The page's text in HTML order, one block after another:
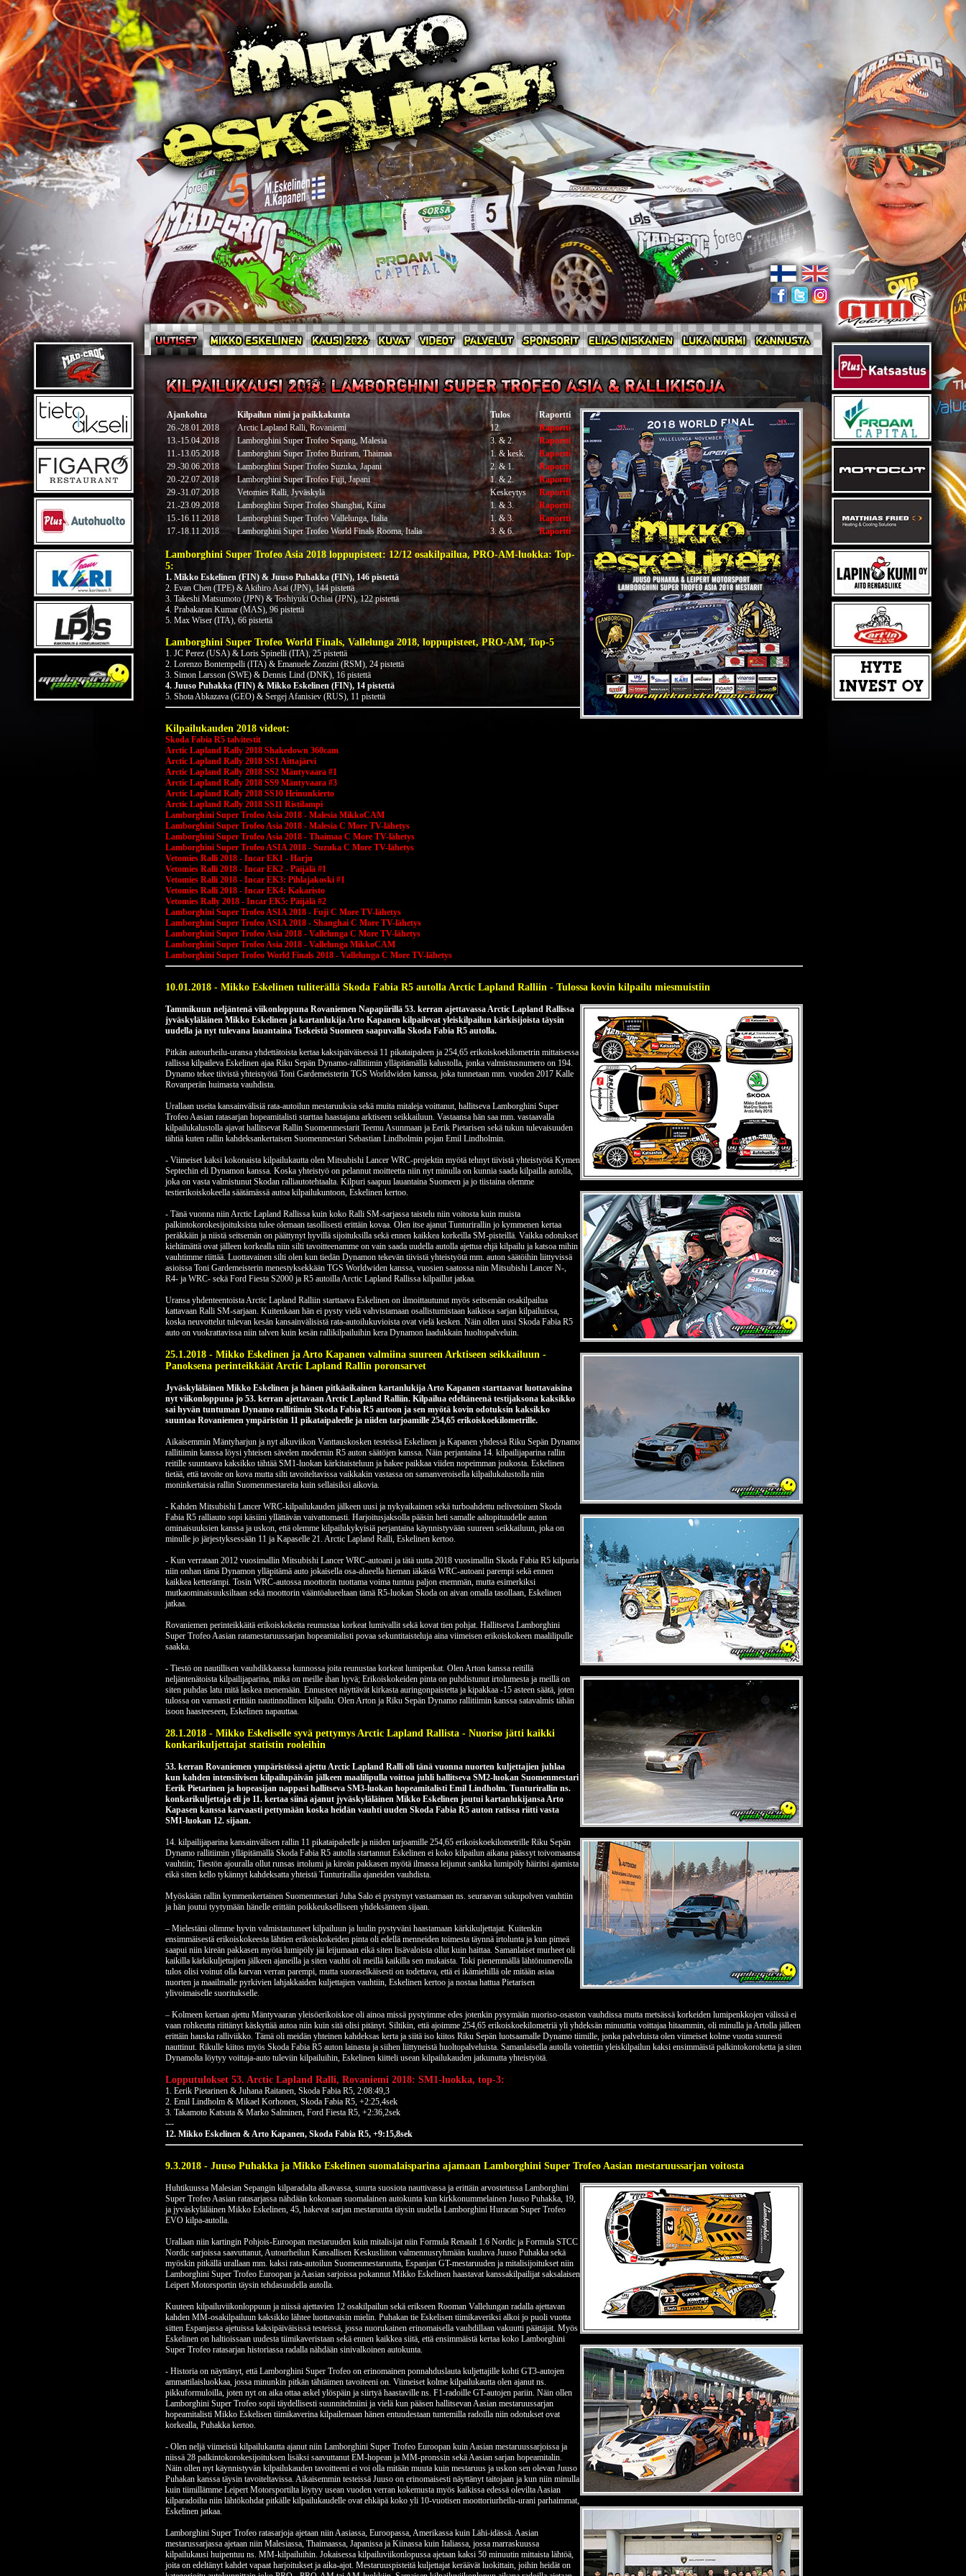
Ajankohta Kilpailun nimi ja paikkakunta Tulos
Raportti
26.-28.01.2018
Arctic Lapland Ralli, Rovaniemi 12.
Raportti
13.-15.04.2018
Lamborghini Super Trofeo Sepang, Malesia 3. & 2.
Raportti
11.-13.05.2018
Lamborghini Super Trofeo Buriram, Thaimaa 1. & kesk.
Raportti
29.-30.06.2018
Lamborghini Super Trofeo Suzuka, Japani 2. & 1.
Raportti
20.-22.07.2018
Lamborghini Super Trofeo Fuji, Japani 1. & 2.
Raportti
29.-31.07.2018
Vetomies Ralli, Jyväskylä Keskeytys
Raportti
21.-23.09.2018
Lamborghini Super Trofeo Shanghai, Kiina 1. & 3.
Raportti
15.-16.11.2018
Lamborghini Super Trofeo Vallelunga, Italia 1. & 3.
Raportti
17.-18.11.2018
Lamborghini Super Trofeo World Finals Rooma, Italia 3. & 6. Raportti
Lamborghini Super Trofeo Asia 2018 loppupisteet: 12/12 osakilpailua, PRO-AM-luokka: Top-
5:
1. Mikko Eskelinen (FIN) & Juuso Puhakka (FIN), 146 pistettä
2. Evan Chen (TPE) & Akihiro Asai (JPN), 144 pistettä
3. Takeshi Matsumoto (JPN) & Toshiyuki Ochiai (JPN), 122 pistettä
4. Prabakaran Kumar (MAS), 96 pistettä
5. Max Wiser (ITA), 66 pistettä
Lamborghini Super Trofeo World Finals, Vallelunga 2018, loppupisteet, PRO-AM, Top-5
1. JC Perez (USA) & Loris Spinelli (ITA), 25 pistettä
2. Lorenzo Bontempelli (ITA) & Emanuele Zonzini (RSM), 24 pistettä
3. Simon Larsson (SWE) & Dennis Lind (DNK), 16 pistettä
4. Juuso Puhakka (FIN) & Mikko Eskelinen (FIN), 14 pistettä
5. Shota Abkazava (GEO) & Sergej Afanisiev (RUS), 11 pistettä
Kilpailukauden 2018 videot:
Skoda Fabia R5 talvitestit
Arctic Lapland Rally 2018 Shakedown 360cam
Arctic Lapland Rally 2018 SS1 Aittajärvi
Arctic Lapland Rally 2018 SS2 Mäntyvaara #1
Arctic Lapland Rally 2018 SS9 Mäntyvaara #3
Arctic Lapland Rally 2018 SS10 Heinunkierto
Arctic Lapland Rally 2018 SS11 Ristilampi
Lamborghini Super Trofeo Asia 2018 - Malesia MikkoCAM
Lamborghini Super Trofeo Asia 2018 - Malesia C More TV-lähetys
Lamborghini Super Trofeo Asia 2018 - Thaimaa C More TV-lähetys
Lamborghini Super Trofeo ASIA 2018 - Suzuka C More TV-lähetys
Vetomies Ralli 2018 - Incar EK1 - Harju
Vetomies Ralli 2018 - Incar EK2 - Päijälä #1
Vetomies Ralli 2018 - Incar EK3: Pihlajakoski #1
Vetomies Ralli 2018 - Incar EK4: Kakaristo
Vetomies Rally 2018 - Incar EK5: Päijälä #2
Lamborghini Super Trofeo ASIA 2018 - Fuji C More TV-lähetys
Lamborghini Super Trofeo ASIA 2018 - Shanghai C More TV-lähetys
Lamborghini Super Trofeo Asia 2018 - Vallelunga C More TV-lähetys
Lamborghini Super Trofeo Asia 2018 - Vallelunga MikkoCAM
Lamborghini Super Trofeo World Finals 2018 - Vallelunga C More TV-lähetys
10.01.2018 - Mikko Eskelinen tuliterällä Skoda Fabia R5 autolla Arctic Lapland Ralliin - Tulossa kovin kilpailu miesmuistiin
Tammikuun neljäntenä viikonloppuna Rovaniemen Napapiirillä 53. kerran ajettavassa Arctic Lapland Rallissa
jyväskyläläinen Mikko Eskelinen ja kartanlukija Arto Kapanen kilpailevat yleiskilpailun kärkisijoista täysin
uudella ja nyt tulevana lauantaina Tsekeistä Suomeen saapuvalla Skoda Fabia R5 autolla.
Pitkän autourheilu-uransa yhdettätoista kertaa kaksipäiväisessä 11 pikataipaleen ja 254,65 erikoiskoekilometrin mittaisessa
rallissa kilpaileva Eskelinen ajaa Riku Sepän Dynamo-rallitiimin ylläpitämällä kalustolla, jonka valmistusnumero on 194.
Dynamo tekee tiivistä yhteistyötä Toni Gardemeisterin TGS Worldwiden kanssa, joka tunnetaan mm. vuoden 2017 Kalle
Rovanperän huimasta vauhdista.
Urallaan useita kansainvälisiä rata-autoilun mestaruuksia sekä muita mitaleja voittanut, hallitseva Lamborghini Super
Trofeo Aasian ratasarjan hopeamitalisti starttaa haastajana arktiseen seikkailuun. Vastaansa hän saa mm. vastaavalla
kilpailukalustolla ajavat hallitsevat Rallin Suomenmestarit Teemu Asunmaan ja Eerik Pietarisen sekä tukun tulevaisuuden
tähtiä kuten rallin kahdeksankertaisen Suomenmestari Sebastian Lindholmin pojan Emil Lindholmin.
- Viimeiset kaksi kokonaista kilpailukautta olen Mitsubishi Lancer WRC-projektin myötä tehnyt tiivistä yhteistyötä Kymen
Septechin eli Dynamon kanssa. Koska yhteistyö on pelannut moitteetta niin nyt minulla on kunnia saada kilpailla autolla,
joka on vasta valmistunut Skodan ralliautotehtaalta. Kilpuri saapuu lauantaina Suomeen ja jo tiistaina olemme
testierikoiskokeella säätämässä autoa kilpailukuntoon, Eskelinen kertoo.
- Tänä vuonna niin Arctic Lapland Rallissa kuin koko Ralli SM-sarjassa taistelu niin voitosta kuin muista
palkintokorokesijoituksista tulee olemaan tasollisesti erittäin kovaa. Olen itse ajanut Tunturirallin jo kymmenen kertaa
peräkkäin ja niistä seitsemän on päättynyt hyvillä sijoituksilla sekä ennen kaikkea korkeilla SM-pisteillä. Vaikka odotukset
kieltämättä ovat jälleen korkealla niin silti tavoitteenamme on vain saada uudella autolla ajettua ehjä kilpailu ja katsoa mihin
vauhtimme riittää. Luottavainen silti olen kun tiedän Dynamon tekevän tiivistä yhteistyötä mm. auton säätöihin liittyvissä
asioissa Toni Gardemeisterin menestyksekkään TGS Worldwiden kanssa, vuosien saatossa niin Mitsubishi Lancer N-,
R4- ja WRC- sekä Ford Fiesta S2000 ja R5 autoilla Arctic Lapland Rallissa kilpaillut jatkaa.
Uransa yhdenteentoista Arctic Lapland Ralliin starttaava Eskelinen on ilmoittautunut myös seitsemän osakilpailua
kattavaan Ralli SM-sarjaan. Kuitenkaan hän ei pysty vielä vahvistamaan osallistumistaan kaikissa sarjan kilpailuissa,
koska neuvottelut tulevan kesän kansainvälisistä rata-autoilukuvioista ovat vielä kesken. Näin ollen uusi Skoda Fabia R5
auto on vuokrattavissa niin talven kuin kesän rallikilpailuihin kera Dynamon laadukkain huoltopalveluin.
25.1.2018 - Mikko Eskelinen ja Arto Kapanen valmiina suureen Arktiseen seikkailuun -
Panoksena perinteikkäät Arctic Lapland Rallin poronsarvet
Jyväskyläläinen Mikko Eskelinen ja hänen pitkäaikainen kartanlukija Arto Kapanen starttaavat luottavaisina
nyt viikonloppuna jo 53. kerran ajettavaan Arctic Lapland Ralliin. Kilpailua edeltäneenä testijaksona kaksikko
sai hyvän tuntuman Dynamo rallitiimin Skoda Fabia R5 autoon ja sen myötä kovin odotuksin kaksikko
suuntaa Rovaniemen ympäristön 11 pikataipaleelle ja niiden tarjoamille 254,65 erikoiskoekilometrille.
Aikaisemmin Mäntyharjun ja nyt alkuviikon Vanttauskosken testeissä Eskelinen ja Kapanen yhdessä Riku Sepän Dynamo
rallitiimin kanssa löysi yhteisen sävelen modernin R5 auton säätöjen kanssa. Näin perjantaina 14. kilpailijaparina rallin
reitille suuntaava kaksikko tähtää SM1-luokan kärkitaisteluun ja hakee paikkaa viiden nopeimman joukosta. Eskelinen
tietää, että tavoite on kova mutta silti tavoiteltavissa vaikkakin vastassa on samanveroisella kilpailukalustolla niin
moninkertaisia rallin Suomenmestareita kuin sellaisiksi aikovia.
- Kahden Mitsubishi Lancer WRC-kilpailukauden jälkeen uusi ja nykyaikainen sekä turboahdettu nelivetoinen Skoda
Fabia R5 ralliauto sopi käsiini yllättävän vaivattomasti. Harjoitusjaksolla pääsin heti samalle aaltopituudelle auton
ominaisuuksien kanssa ja uskon, että olemme kilpailukykyisiä perjantaina käynnistyvään suureen seikkailuun, joka on
minulle jo järjestyksessään 11 ja Kapaselle 21. Arctic Lapland Ralli, Eskelinen kertoo.
- Kun verrataan 2012 vuosimallin Mitsubishi Lancer WRC-autoani ja tätä uutta 2018 vuosimallin Skoda Fabia R5 kilpuria
niin onhan tämä Dynamon ylläpitämä auto jokaisella osa-alueella hieman iäkästä WRC-autoani parempi sekä ennen
kaikkea ketterämpi. Tosin WRC-autossa moottorin tuottama voima tuntuu paljon enemmän, mutta esimerkiksi
mutkaominaisuuksiltaan sekä moottorin vääntöalueeltaan tämä R5-luokan Skoda on aivan omalla tasollaan, Eskelinen
jatkaa.
Rovaniemen perinteikkäitä erikoiskokeita reunustaa korkeat lumivallit sekä kovat tien pohjat. Hallitseva Lamborghini
Super Trofeo Aasian ratamestaruussarjan hopeamitalisti povaa sekuntitaisteluja aina viimeisen erikoiskokeen maalilipulle
saakka.
- Tiestö on nautillisen vauhdikkaassa kunnossa joita reunustaa korkeat lumipenkat. Olen Arton kanssa reitillä
neljäntenätoista kilpailijaparina, mikä on meille ihan hyvä; Erikoiskokeiden pinta on puhdistunut irtolumesta ja meillä on
siten puhdas latu mitä laskea menemään. Ennusteet näyttävät kirkasta auringonpaistetta ja kipakkaa -15 asteen säätä, joten
tulossa on varmasti erittäin nautinnollinen kilpailu. Olen Arton ja Riku Sepän Dynamo rallitiimin kanssa satavalmis tähän
isoon haasteeseen, Eskelinen napauttaa.
28.1.2018 - Mikko Eskeliselle syvä pettymys Arctic Lapland Rallista - Nuoriso jätti kaikki
konkarikuljettajat statistin rooleihin
53. kerran Rovaniemen ympäristössä ajettu Arctic Lapland Ralli oli tänä vuonna nuorten kuljettajien juhlaa
kun kahden intensiivisen kilpailupäivän jälkeen maalilipulla voittoa juhli hallitseva SM2-luokan Suomenmestari
Eerik Pietarinen ja hopeasijan nappasi hallitseva SM3-luokan hopeamitalisti Emil Lindholm. Tunturirallin ns.
konkarikuljettaja eli jo 11. kertaa siinä ajanut jyväskyläläinen Mikko Eskelinen joutui kartanlukijansa Arto
Kapasen kanssa karvaasti pettymään koska heidän vauhti uuden Skoda Fabia R5 auton ratissa riitti vasta
SM1-luokan 12. sijaan.
14. kilpailijaparina kansainvälisen rallin 11 pikataipaleelle ja niiden tarjoamille 254,65 erikoiskoekilometrille Riku Sepän
Dynamo rallitiimin ylläpitämällä Skoda Fabia R5 autolla startannut Eskelinen ei koko kilpailun aikana päässyt toivomaansa
vauhtiin; Tiestön ajouralla ollut runsas irtolumi ja kireän pakkasen myötä ilmassa leijunut sankka lumipöly häiritsi ajamista
eikä siten kello tykännyt kahdeksatta yhteistä Tunturirallia ajaneiden vauhdista.
Myöskään rallin kymmenkertainen Suomenmestari Juha Salo ei pystynyt vastaamaan ns. seuraavan sukupolven vauhtiin
ja hän joutui tyytymään hänelle erittäin poikkeukselliseen yhdeksänteen sijaan.
– Mielestäni olimme hyvin valmistautuneet kilpailuun ja luulin pystyväni haastamaan kärkikuljettajat. Kuitenkin
ensimmäisestä erikoiskokeesta lähtien erikoiskokeiden pinta oli edellä menneiden toimesta täynnä irtolunta ja kun pimeä
saapui niin kireän pakkasen myötä lumipöly jäi leijumaan eikä siten lisävaloista ollut kuin haittaa. Samanlaiset murheet oli
kaikilla kärkikuljettajien jälkeen ajaneilla ja siten vauhti oli meillä kaikilla sen mukaista. Toki pienemmällä lähtönumerolla
tulos olisi voinut olla karvan verran parempi, mutta suoraselkäisesti on todettava, että ei ikämiehillä ole mitään asiaa
nuorten ja maailmalle pyrkivien lahjakkaiden kuljettajien vauhtiin, Eskelinen kertoo ja nostaa hattua Pietarisen
ylivoimaiselle suoritukselle.
– Kolmeen kertaan ajettu Mäntyvaaran yleisöerikoiskoe oli ainoa missä pystyimme edes jotenkin pysymään nuoriso-osaston vauhdissa mutta metsässä korkeiden lumipenkkojen välissä ei
vaan rohkeutta riittänyt käskyttää autoa niin kuin sitä olisi pitänyt. Siltikin, että ajoimme 254,65 erikoiskoekilometriä yli yhdeksän minuuttia voittajaa hitaammin, oli minulla ja Artolla jälleen
erittäin hauska ralliviikko. Tämä oli meidän yhteinen kahdeksas kerta ja siitä iso kiitos Riku Sepän luotsaamalle Dynamo tiimille, jonka palveluista olen viimeiset kolme vuotta suuresti
nauttinut. Rikulle kiitos myös Skoda Fabia R5 auton lainasta ja siihen liittyneistä huoltopalveluista. Samanlaisella autolla voitettiin yleiskilpailun kaksi ensimmäistä palkintokoroketta ja siten
Dynamolta löytyy voittaja-auto tuleviin kilpailuihin, Eskelinen kiitteli usean kilpailukauden jatkunutta yhteistyötä.
Lopputulokset 53. Arctic Lapland Ralli, Rovaniemi 2018: SM1-luokka, top-3:
1. Eerik Pietarinen & Juhana Raitanen, Skoda Fabia R5, 2:08:49,3
2. Emil Lindholm & Mikael Korhonen, Skoda Fabia R5, +2:25,4sek
3. Takamoto Katsuta & Marko Salminen, Ford Fiesta R5, +2:36,2sek
---
12. Mikko Eskelinen & Arto Kapanen, Skoda Fabia R5, +9:15,8sek
9.3.2018 - Juuso Puhakka ja Mikko Eskelinen suomalaisparina ajamaan Lamborghini Super Trofeo Aasian mestaruussarjan voitosta
Huhtikuussa Malesian Sepangin kilparadalta alkavassa, suurta suosiota nauttivassa ja erittäin arvostetussa Lamborghini
Super Trofeo Aasian ratasarjassa nähdään kokonaan suomalainen autokunta kun kirkkonummelainen Juuso Puhakka, 19,
ja jyväskyläläinen Mikko Eskelinen, 45, hakevat sarjan mestaruutta täysin uudella Lamborghini Huracan Super Trofeo
EVO kilpa-autolla.
Urallaan niin kartingin Pohjois-Euroopan mestaruuden kuin mitalisijat niin Formula Renault 1.6 Nordic ja Formula STCC
Nordic sarjoissa saavuttanut, Autourheilun Kansallisen Keskusliiton valmennusryhmään kuuluva Juuso Puhakka sekä
myöskin pitkällä urallaan mm. kaksi rata-autoilun Suomenmestaruutta, Espanjan GT-mestaruuden ja mitalisijoitukset niin
Lamborghini Super Trofeo Euroopan ja Aasian sarjoissa pokannut Mikko Eskelinen haastavat kanssakilpailijat saksalaisen
Leipert Motorsportin täysin tehdasuudella autolla.
Kuuteen kilpailuviikonloppuun ja niissä ajettavien 12 osakilpailun sekä erikseen Rooman Vallelungan radalla ajettavan
kahden MM-osakilpailuun kaksikko lähtee luottavaisin mielin. Puhakan tie Eskelisen tiimikaveriksi alkoi jo puoli vuotta
sitten Espanjassa ajetuissa kaksipäiväisissä testeissä, jossa nuorukainen erinomaisella vauhdillaan vakuutti päättäjät. Myös
Eskelinen on haltioissaan uudesta tiimikaveristaan sekä ennen kaikkea siitä, että ensimmäistä kertaa koko Lamborghini
Super Trofeo ratasarjan historiassa radalla nähdään sinivalkoinen autokunta.
- Historia on näyttänyt, että Lamborghini Super Trofeo on erinomainen ponnahduslauta kuljettajille kohti GT3-autojen
ammattilaisluokkaa, jossa minunkin pitkän tähtäimen tavoiteeni on. Viimeiset kolme kilpailukautta olen ajanut ns.
pikkuformuloilla, joten nyt on aika ottaa askel ylöspäin ja siirtyä haastaville ns. F1-radoille GT-autojen pariin. Näin ollen
Lamborghini Super Trofeo sopii täydellisesti suunnitelmiini ja vielä kun pääsen hallitsevan Aasian mestaruussarjan
hopeamitalisti Mikko Eskelisen tiimikaverina kilpailemaan hänen entuudestaan tuntemilla radoilla niin odotukset ovat
korkealla, Puhakka kertoo.
- Olen neljä viimeistä kilpailukautta ajanut niin Lamborghini Super Trofeo Euroopan kuin Aasian mestaruussarjoissa ja
niissä 28 palkintokorokesijoituksen lisäksi saavuttanut EM-hopean ja MM-pronssin sekä Aasian sarjan hopeamitalin.
Näin ollen nyt käynnistyvän kilpailukauden tavoitteeni ei voi olla mitään muuta kuin mestaruus ja uskon sen olevan Juuso
Puhakan kanssa täysin tavoiteltavissa. Aikaisemmin testeissä Juuso on erinomaisesti näyttänyt taitojaan ja kun niin minulla
kuin tiimillämme Leipert Motorsportilta löytyy usean vuoden verran kokemusta myös kaikissa edessä olevilta Aasian
kilparadoilta niin lähtökohdat pitkälle kilpailukaudelle ovat ehkäpä koko yli 10-vuotisen moottoriurheilu-urani parhaimmat,
Eskelinen jatkaa.
Lamborghini Super Trofeo ratasarjoja ajetaan niin Aasiassa, Euroopassa, Amerikassa kuin Lähi-idässä. Aasian
mestarussarjassa ajetaan niin Malesiassa, Thaimaassa, Japanissa ja Kiinassa kuin Italiassa, jossa marraskuussa
kilpailukausi huipentuu ns. MM-kilpailuihin. Jokaisessa kilpailuviikonlopussa ajetaan kaksi 50 minuutin mittaista lähtöä,
joita on edeltänyt kahdet vapaat harjoitukset ja aika-ajot. Mestaruuspisteitä kuljettajat keräävät luokittain, joihin heidät on